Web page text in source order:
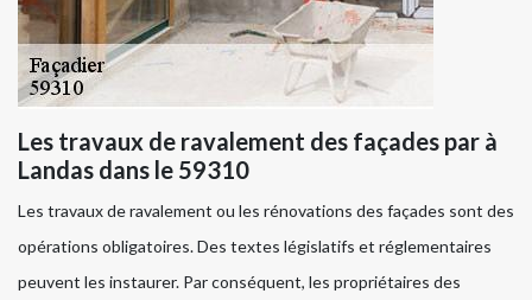
Les travaux de ravalement des façades par à
Landas dans le 59310
Les travaux de ravalement ou les rénovations des façades sont des
opérations obligatoires. Des textes législatifs et réglementaires
peuvent les instaurer. Par conséquent, les propriétaires des